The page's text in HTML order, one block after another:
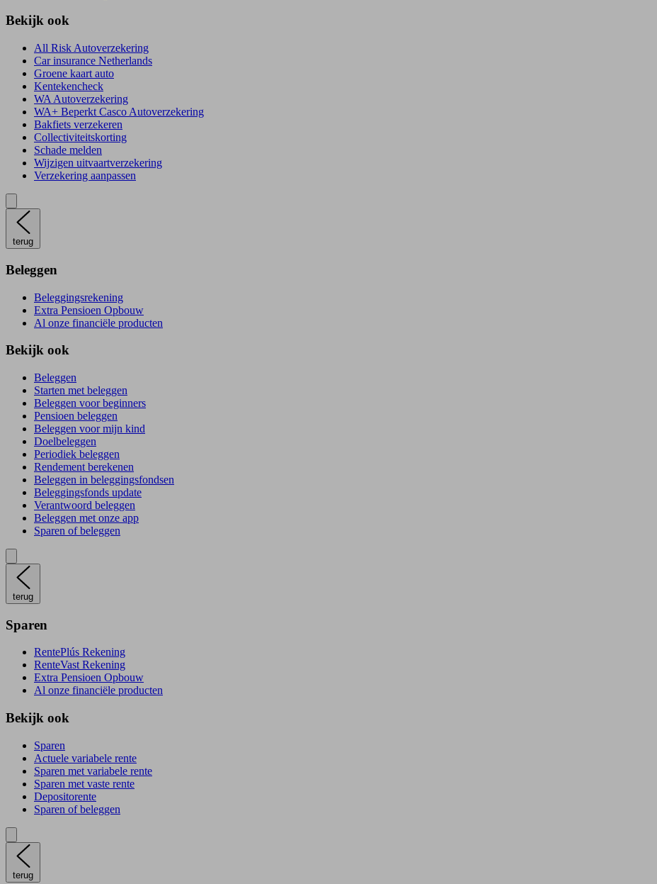
Bekijk ook
All Risk Autoverzekering
Car insurance Netherlands
Groene kaart auto
Kentekencheck
WA Autoverzekering
WA+ Beperkt Casco Autoverzekering
Bakfiets verzekeren
Collectiviteitskorting
Schade melden
Wijzigen uitvaartverzekering
Verzekering aanpassen
terug
Beleggen
Beleggingsrekening
Extra Pensioen Opbouw
Al onze financiële producten
Bekijk ook
Beleggen
Starten met beleggen
Beleggen voor beginners
Pensioen beleggen
Beleggen voor mijn kind
Doelbeleggen
Periodiek beleggen
Rendement berekenen
Beleggen in beleggingsfondsen
Beleggingsfonds update
Verantwoord beleggen
Beleggen met onze app
Sparen of beleggen
terug
Sparen
RentePlús Rekening
RenteVast Rekening
Extra Pensioen Opbouw
Al onze financiële producten
Bekijk ook
Sparen
Actuele variabele rente
Sparen met variabele rente
Sparen met vaste rente
Depositorente
Sparen of beleggen
terug